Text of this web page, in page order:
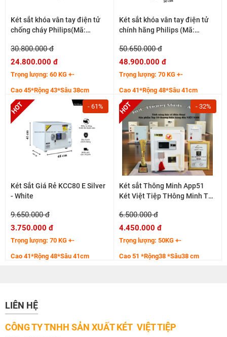
Két sắt khóa vân tay điện tử
chống cháy Philips(Mã:
30.800.000 đ
24.800.000 đ
Trọng lượng: 60 KG +-
Cao 45*Rộng 43*Sâu 38cm
Két sắt khóa vân tay điện tử
chính hãng Philips (Mã:
50.650.000 đ
48.900.000 đ
Trọng lượng: 70 KG +-
Cao 41*Rộng 48*Sâu 41cm
- 61%
Két Sắt Giá Rẻ KCC80 E Silver
- White
9.650.000 đ
3.750.000 đ
Trọng lượng: 70 KG +-
Cao 41*Rộng 48*Sâu 41cm
- 32%
Két sắt Thông Minh App51
Két Việt Tiệp THông Minh Thế
6.500.000 đ
4.450.000 đ
Trọng lượng: 50KG +-
Cao 51 *Rộng38 *Sâu38 cm
LIÊN HỆ
CÔNG TY TNHH SẢN XUẤT KÉT VIỆT TIỆP